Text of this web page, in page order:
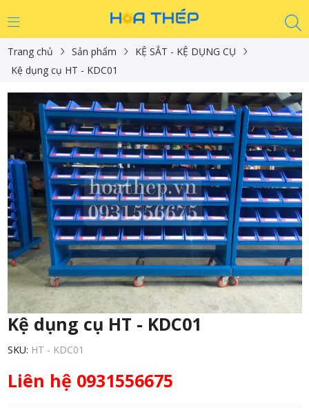
Trang chủ Sản phẩm
KỆ SẮT - KỆ DỤNG CỤ
Kệ dụng cụ HT - KDC01
Kệ dụng cụ HT - KDC01
SKU: HT - KDC01
Liên hệ 0931556675